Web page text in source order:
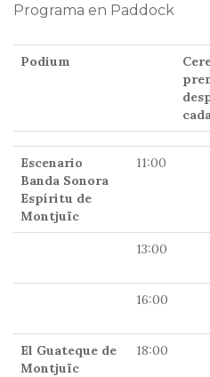
Programa en Paddock
Podium
Escenario
Banda Sonora
Espíritu de
Montjuïc
11:00
13:00
16:00
El Guateque de
Montjuïc
18:00